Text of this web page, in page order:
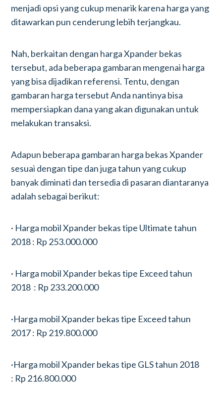
menjadi opsi yang cukup menarik karena harga yang
ditawarkan pun cenderung lebih terjangkau.
Nah, berkaitan dengan harga Xpander bekas
tersebut, ada beberapa gambaran mengenai harga
yang bisa dijadikan referensi. Tentu, dengan
gambaran harga tersebut Anda nantinya bisa
mempersiapkan dana yang akan digunakan untuk
melakukan transaksi.
Adapun beberapa gambaran harga bekas Xpander
sesuai dengan tipe dan juga tahun yang cukup
banyak diminati dan tersedia di pasaran diantaranya
adalah sebagai berikut:
· Harga mobil Xpander bekas tipe Ultimate tahun
2018 : Rp 253.000.000
· Harga mobil Xpander bekas tipe Exceed tahun
2018 : Rp 233.200.000
·Harga mobil Xpander bekas tipe Exceed tahun
2017 : Rp 219.800.000
·Harga mobil Xpander bekas tipe GLS tahun 2018
: Rp 216.800.000